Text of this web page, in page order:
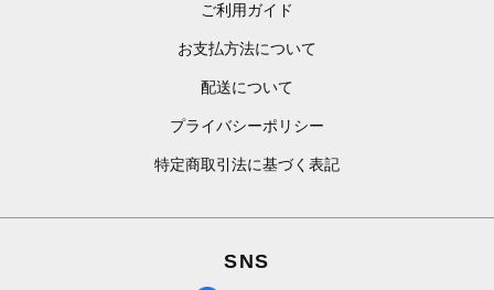
ご利用ガイド
お支払方法について
配送について
プライバシーポリシー
特定商取引法に基づく表記
SNS